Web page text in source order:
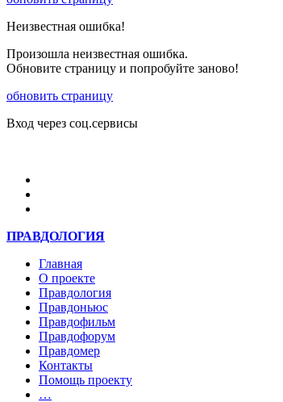
Неизвестная ошибка!
Произошла неизвестная ошибка.
Обновите страницу и попробуйте заново!
обновить страницу
Вход через соц.сервисы
ПРАВДОЛОГИЯ
Главная
О проекте
Правдология
Правдоньюс
Правдофильм
Правдофорум
Правдомер
Контакты
Помощь проекту
…